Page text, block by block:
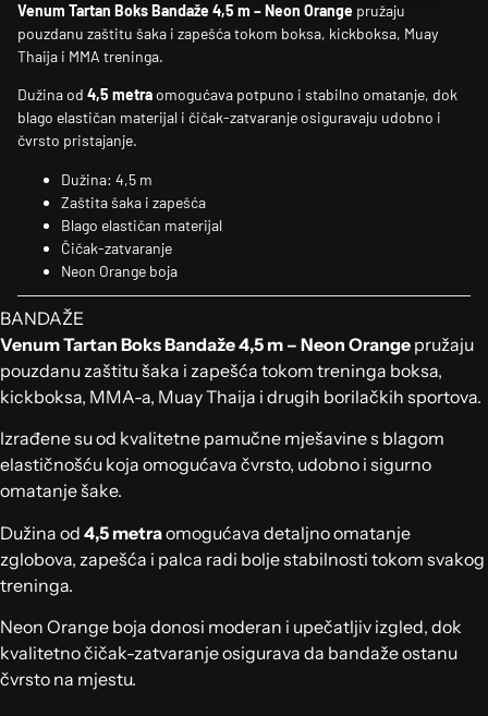
Venum Tartan Boks Bandaže 4,5 m – Neon Orange pružaju
pouzdanu zaštitu šaka i zapešća tokom boksa, kickboksa, Muay
Thaija i MMA treninga.
Dužina od 4,5 metraomogućava potpuno i stabilno omatanje, dok
blago elastičan materijal i čičak-zatvaranje osiguravaju udobno i
čvrsto pristajanje.
Dužina: 4,5 m
Zaštita šaka i zapešća
Blago elastičan materijal
Čičak-zatvaranje
Neon Orange boja
BANDAŽE
Venum Tartan Boks Bandaže 4,5 m – Neon Orange pružaju
pouzdanu zaštitu šaka i zapešća tokom treninga boksa,
kickboksa, MMA-a, Muay Thaija i drugih borilačkih sportova.
Izrađene su od kvalitetne pamučne mješavine s blagom
elastičnošću koja omogućava čvrsto, udobno i sigurno
omatanje šake.
Dužina od 4,5 metraomogućava detaljno omatanje
zglobova, zapešća i palca radi bolje stabilnosti tokom svakog
treninga.
Neon Orange boja donosi moderan i upečatljiv izgled, dok
kvalitetno čičak-zatvaranje osigurava da bandaže ostanu
čvrsto na mjestu.